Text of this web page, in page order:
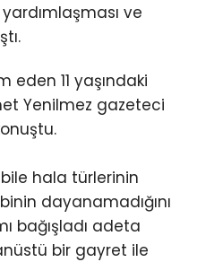
ve
eden 11 yaşındaki
Yenilmez gazeteci
hala türlerinin
dayanamadığını
bağışladı adeta
bir gayret ile